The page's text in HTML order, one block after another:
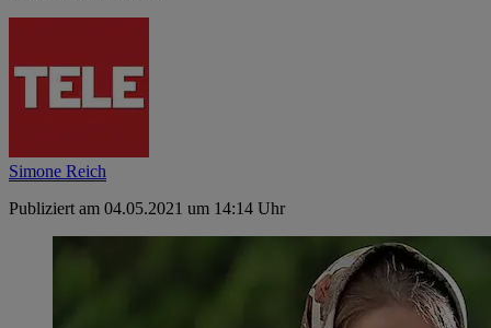
Simone Reich
Publiziert am 04.05.2021 um 14:14 Uhr